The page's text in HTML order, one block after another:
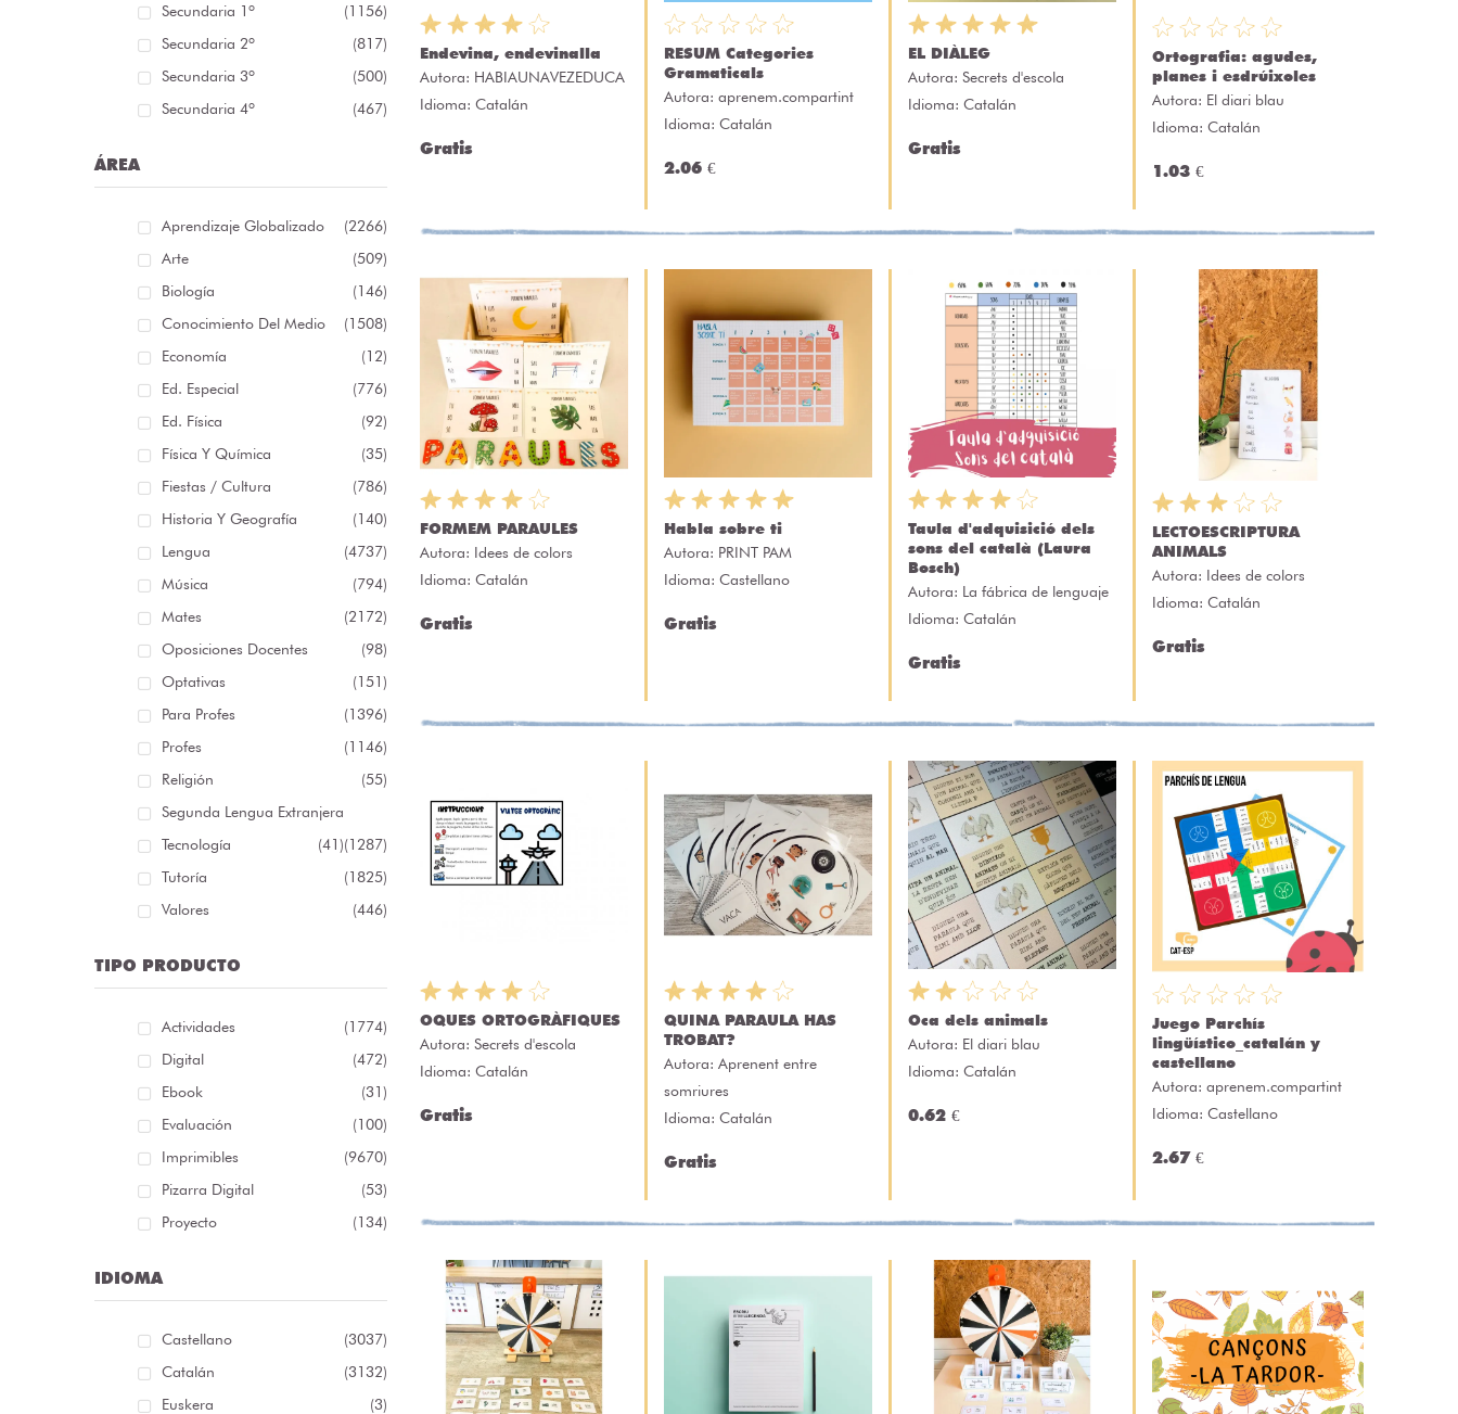
Secundaria 1º
(1156)
Secundaria 2º
(817)
Secundaria 3º
(500)
Secundaria 4º
(467)
ÁREA
Aprendizaje Globalizado
(2266)
Arte
(509)
Biología
(146)
Conocimiento Del Medio
(1508)
Economía
(12)
Ed. Especial
(776)
Ed. Física
(92)
Física Y Química
(35)
Fiestas / Cultura
(786)
Historia Y Geografía
(140)
Lengua
(4737)
Música
(794)
Mates
(2172)
Oposiciones Docentes
(98)
Optativas
(151)
Para Profes
(1396)
Profes
(1146)
Religión
(55)
Segunda Lengua Extranjera
(1287)
Tecnología
(41)
Tutoría
(1825)
Valores
(446)
TIPO PRODUCTO
Actividades
(1774)
Digital
(472)
Ebook
(31)
Evaluación
(100)
Imprimibles
(9670)
Pizarra Digital
(53)
Proyecto
(134)
IDIOMA
Castellano
(3037)
Catalán
(3132)
Euskera
(3)
Endevina, endevinalla
Autora: HABIAUNAVEZEDUCA
Idioma: Catalán
Gratis
RESUM Categories
Gramaticals
Autora: aprenem.compartint
Idioma: Catalán
2.06 €
EL DIÀLEG
Autora: Secrets d'escola
Idioma: Catalán
Gratis
Ortografia: agudes,
planes i esdrúixoles
Autora: El diari blau
Idioma: Catalán
1.03 €
FORMEM PARAULES
Autora: Idees de colors
Idioma: Catalán
Gratis
Habla sobre ti
Autora: PRINT PAM
Idioma: Castellano
Gratis
Taula d'adquisició dels
sons del català (Laura
Bosch)
Autora: La fábrica de lenguaje
Idioma: Catalán
Gratis
LECTOESCRIPTURA
ANIMALS
Autora: Idees de colors
Idioma: Catalán
Gratis
OQUES ORTOGRÀFIQUES
Autora: Secrets d'escola
Idioma: Catalán
Gratis
QUINA PARAULA HAS
TROBAT?
Autora: Aprenent entre
somriures
Idioma: Catalán
Gratis
Oca dels animals
Autora: El diari blau
Idioma: Catalán
0.62 €
Juego Parchís
lingüístico_catalán y
castellano
Autora: aprenem.compartint
Idioma: Castellano
2.67 €